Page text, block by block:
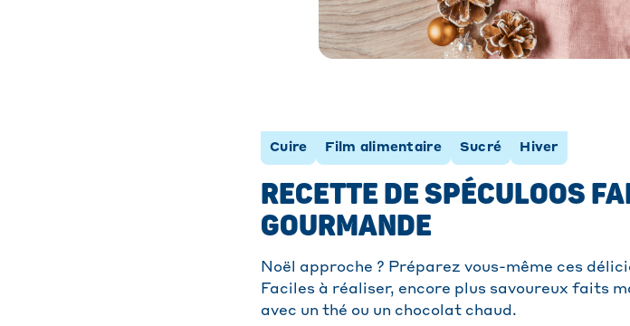
Cuire Film alimentaire Sucré Hiver
RECETTE DE SPÉCULOOS
GOURMANDE
Noël approche ? Préparez vous-même ces
Faciles à réaliser, encore plus savoureux faits
avec un thé ou un chocolat chaud.